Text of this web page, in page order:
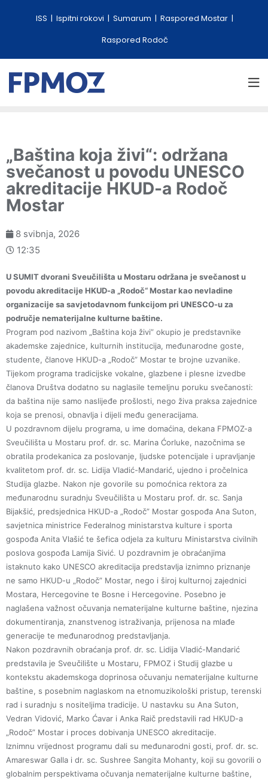
ISS Ispitni rokovi Sumarum
Raspored Mostar
Raspored Rodoč
„Baština koja živi“: održana
svečanost u povodu UNESCO
akreditacije HKUD-a Rodoč
Mostar
8 svibnja, 2026
12:35
U SUMIT dvorani Sveučilišta u Mostaru održana je svečanost u
povodu akreditacije HKUD-a „Rodoč“ Mostar kao nevladine
organizacije sa savjetodavnom funkcijom pri UNESCO-u za
područje nematerijalne kulturne baštine.
Program pod nazivom „Baština koja živi” okupio je predstavnike
akademske zajednice, kulturnih institucija, međunarodne goste,
studente, članove HKUD-a „Rodoč” Mostar te brojne uzvanike.
Tijekom programa tradicijske vokalne, glazbene i plesne izvedbe
članova Društva dodatno su naglasile temeljnu poruku svečanosti:
da baština nije samo naslijeđe prošlosti, nego živa praksa zajednice
koja se prenosi, obnavlja i dijeli među generacijama.
U pozdravnom dijelu programa, u ime domaćina, dekana FPMOZ-a
Sveučilišta u Mostaru prof. dr. sc. Marina Ćorluke, nazočnima se
obratila prodekanica za poslovanje, ljudske potencijale i upravljanje
kvalitetom prof. dr. sc. Lidija Vladić-Mandarić, ujedno i pročelnica
Studija glazbe. Nakon nje govorile su pomoćnica rektora za
međunarodnu suradnju Sveučilišta u Mostaru prof. dr. sc. Sanja
Bijakšić, predsjednica HKUD-a „Rodoč” Mostar gospođa Ana Suton,
savjetnica ministrice Federalnog ministarstva kulture i sporta
gospođa Anita Vlašić te šefica odjela za kulturu Ministarstva civilnih
poslova gospođa Lamija Sivić. U pozdravnim je obraćanjima
istaknuto kako UNESCO akreditacija predstavlja iznimno priznanje
ne samo HKUD-u „Rodoč” Mostar, nego i široj kulturnoj zajednici
Mostara, Hercegovine te Bosne i Hercegovine. Posebno je
naglašena važnost očuvanja nematerijalne kulturne baštine, njezina
dokumentiranja, znanstvenog istraživanja, prijenosa na mlađe
generacije te međunarodnog predstavljanja.
Nakon pozdravnih obraćanja prof. dr. sc. Lidija Vladić-Mandarić
predstavila je Sveučilište u Mostaru, FPMOZ i Studij glazbe u
kontekstu akademskoga doprinosa očuvanju nematerijalne kulturne
baštine, s posebnim naglaskom na etnomuzikološki pristup, terenski
rad i suradnju s nositeljima tradicije. U nastavku su Ana Suton,
Vedran Vidović, Marko Ćavar i Anka Raič predstavili rad HKUD-a
„Rodoč” Mostar i proces dobivanja UNESCO akreditacije.
Iznimnu vrijednost programu dali su međunarodni gosti, prof. dr. sc.
Amareswar Galla i dr. sc. Sushree Sangita Mohanty, koji su govorili o
globalnim perspektivama očuvanja nematerijalne kulturne baštine,